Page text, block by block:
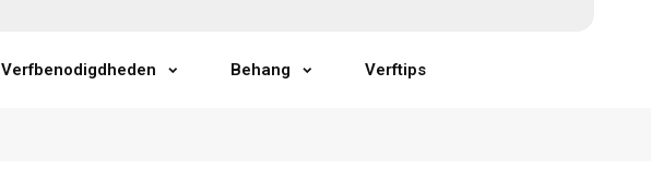
Verfbenodigdheden Behang Verftips